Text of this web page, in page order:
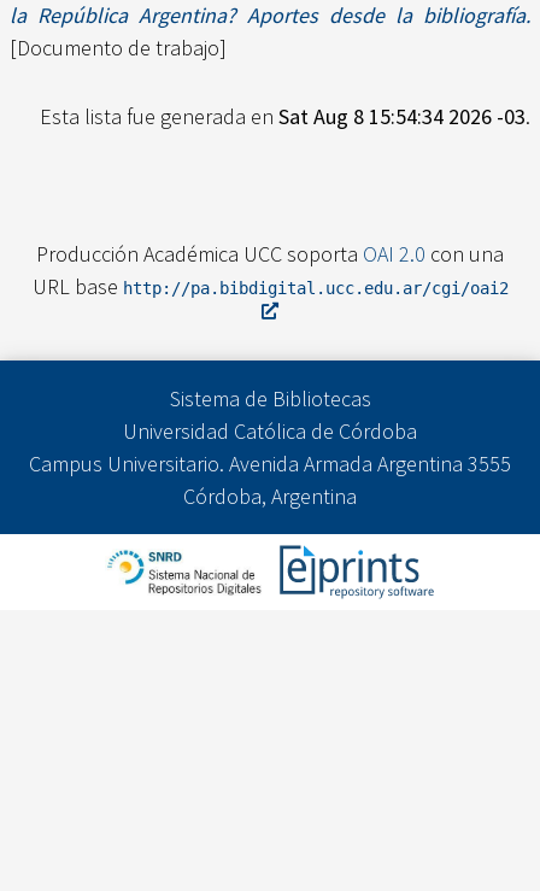
la República Argentina? Aportes desde la bibliografía.
[Documento de trabajo]
Esta lista fue generada en Sat Aug 8 15:54:34 2026 -03.
Producción Académica UCC soporta OAI 2.0 con una
URL base http://pa.bibdigital.ucc.edu.ar/cgi/oai2
Sistema de Bibliotecas
Universidad Católica de Córdoba
Campus Universitario. Avenida Armada Argentina 3555
Córdoba, Argentina